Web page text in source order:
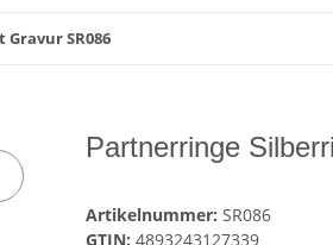
SR086
Partnerringe
Artikelnummer: SR086
GTIN: 4893243127339